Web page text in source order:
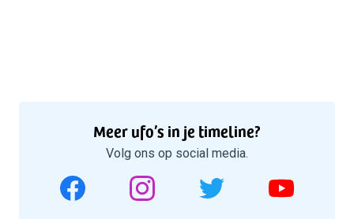
Meer ufo’s in je timeline?
Volg ons op social media.